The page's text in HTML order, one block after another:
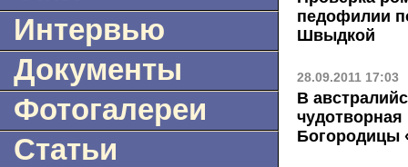
Интервью
Документы
Фотогалереи
Статьи
педофилии
Швыдкой
28.09.2011 17:03
В
Богородицы